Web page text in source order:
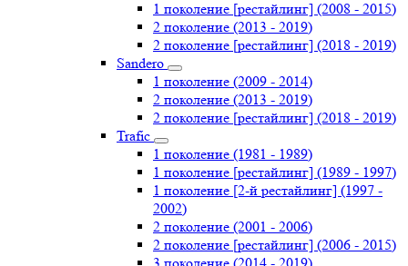
1 поколение [рестайлинг] (2008 - 2015)
2 поколение (2013 - 2019)
2 поколение [рестайлинг] (2018 - 2019)
Sandero
1 поколение (2009 - 2014)
2 поколение (2013 - 2019)
2 поколение [рестайлинг] (2018 - 2019)
Trafic
1 поколение (1981 - 1989)
1 поколение [рестайлинг] (1989 - 1997)
1 поколение [2-й рестайлинг] (1997 -
2002)
2 поколение (2001 - 2006)
2 поколение [рестайлинг] (2006 - 2015)